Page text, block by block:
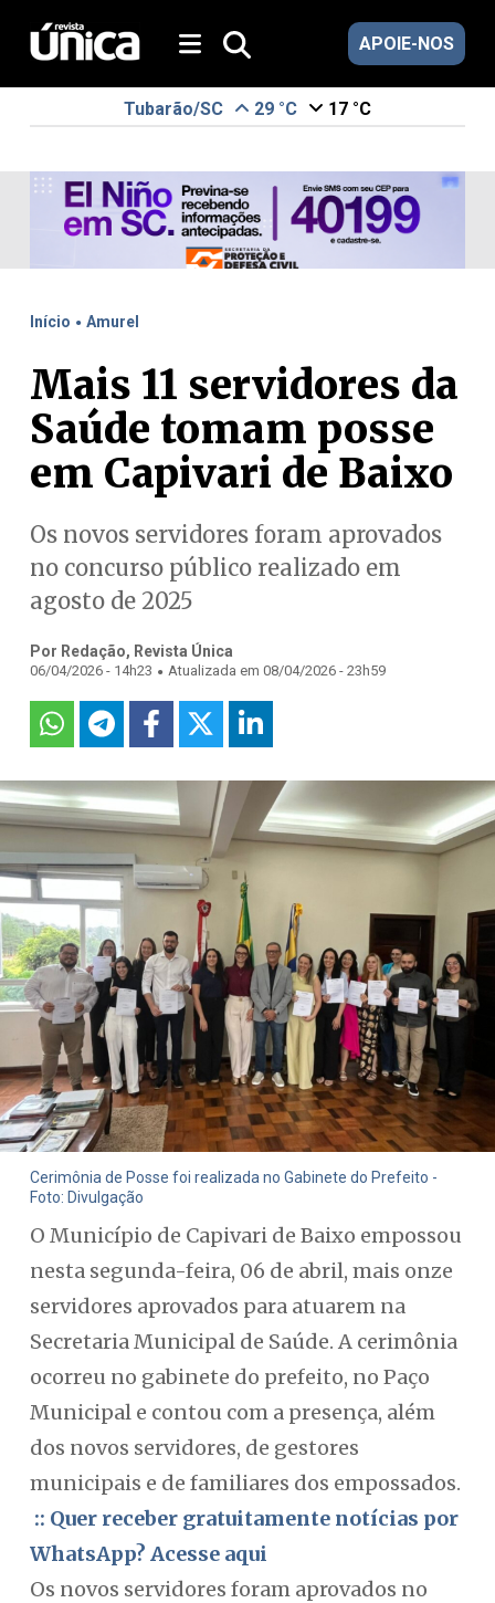
APOIE-NOS
Tubarão/SC 29 °C 17 °C
Início . Amurel
Mais 11 servidores da
Saúde tomam posse
em Capivari de Baixo
Os novos servidores foram aprovados
no concurso público realizado em
agosto de 2025
Por Redação, Revista Única
06/04/2026 - 14h23 . Atualizada em 08/04/2026 - 23h59
Cerimônia de Posse foi realizada no Gabinete do Prefeito -
Foto: Divulgação
O Município de Capivari de Baixo empossou
nesta segunda-feira, 06 de abril, mais onze
servidores aprovados para atuarem na
Secretaria Municipal de Saúde. A cerimônia
ocorreu no gabinete do prefeito, no Paço
Municipal e contou com a presença, além
dos novos servidores, de gestores
municipais e de familiares dos empossados.
:: Quer receber gratuitamente notícias por
WhatsApp? Acesse aqui
Os novos servidores foram aprovados no